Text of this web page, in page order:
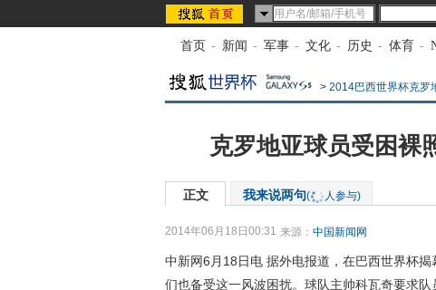
首页 - 新闻 - 军事 - 文化 - 历史 - 体育 -
> 2014巴西世界杯克罗
克罗地亚球员受困裸
正文 我来说两句( 人参与)
2014年06月18日00:31 来源： 中国新闻网
中新网6月18日电 据外电报道，在巴西世界杯
们也备受这一风波困扰。球队主帅科瓦奇要求队